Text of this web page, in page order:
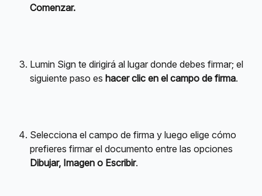
Comenzar.
Lumin Sign te dirigirá al lugar donde debes firmar; el
siguiente paso es hacer clic en el campo de firma.
Selecciona el campo de firma y luego elige cómo
prefieres firmar el documento entre las opciones
Dibujar, Imagen o Escribir.